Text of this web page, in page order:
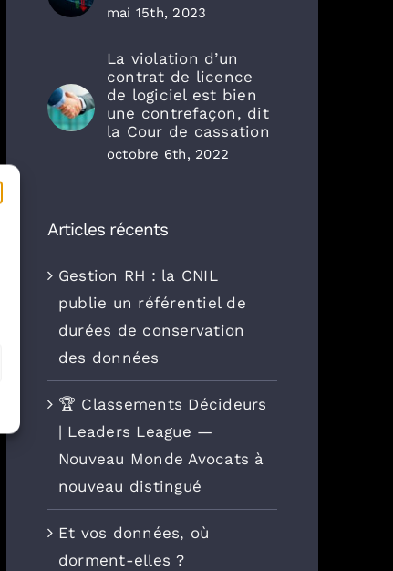
mai 15th, 2023
La violation d’un
contrat de licence
de logiciel est bien
une contrefaçon, dit
la Cour de cassation
octobre 6th, 2022
Articles récents
Gestion RH : la CNIL
publie un référentiel de
durées de conservation
des données
🏆 Classements Décideurs
| Leaders League —
Nouveau Monde Avocats à
nouveau distingué
Et vos données, où
dorment-elles ?